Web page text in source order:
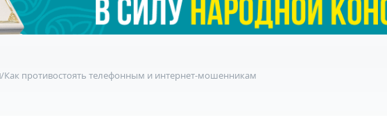
/Как противостоять телефонным и интернет-мошенникам